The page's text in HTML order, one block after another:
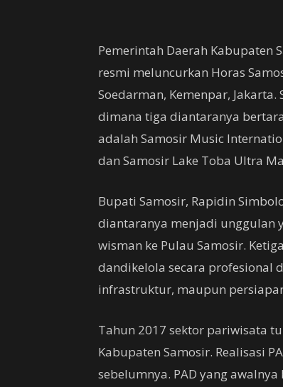
Pemerintah Daerah Kabupaten
resmi meluncurkan Horas
Soedarman, Kemenpar,
dimana tiga diantaranya
adalah Samosir Music
dan Samosir Lake Toba Ultra
Bupati Samosir, Rapidin
diantaranya menjadi unggulan
wisman ke Pulau Samosir.
dandikelola secara profesional
infrastruktur, maupun
Tahun 2017 sektor pariwisata
Kabupaten Samosir. Realisasi
sebelumnya. PAD yang